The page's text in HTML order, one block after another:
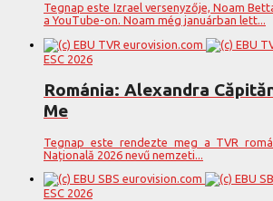
Tegnap este Izrael versenyzője, Noam
a YouTube-on. Noam még januárban lett...
ESC 2026
Románia: Alexandra
Me
Tegnap este rendezte meg a TVR
Națională 2026 nevű nemzeti...
ESC 2026